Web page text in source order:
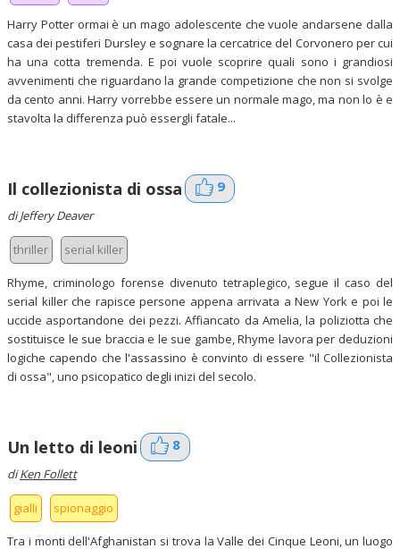
Harry Potter ormai è un mago adolescente che vuole andarsene dalla
casa dei pestiferi Dursley e sognare la cercatrice del Corvonero per cui
ha una cotta tremenda. E poi vuole scoprire quali sono i grandiosi
avvenimenti che riguardano la grande competizione che non si svolge
da cento anni. Harry vorrebbe essere un normale mago, ma non lo è e
stavolta la differenza può essergli fatale...
Il collezionista di ossa 9
di Jeffery Deaver
thriller serial killer
Rhyme, criminologo forense divenuto tetraplegico, segue il caso del
serial killer che rapisce persone appena arrivata a New York e poi le
uccide asportandone dei pezzi. Affiancato da Amelia, la poliziotta che
sostituisce le sue braccia e le sue gambe, Rhyme lavora per deduzioni
logiche capendo che l'assassino è convinto di essere "il Collezionista
di ossa", uno psicopatico degli inizi del secolo.
Un letto di leoni 8
diKen Follett
gialli spionaggio
Tra i monti dell'Afghanistan si trova la Valle dei Cinque Leoni, un luogo